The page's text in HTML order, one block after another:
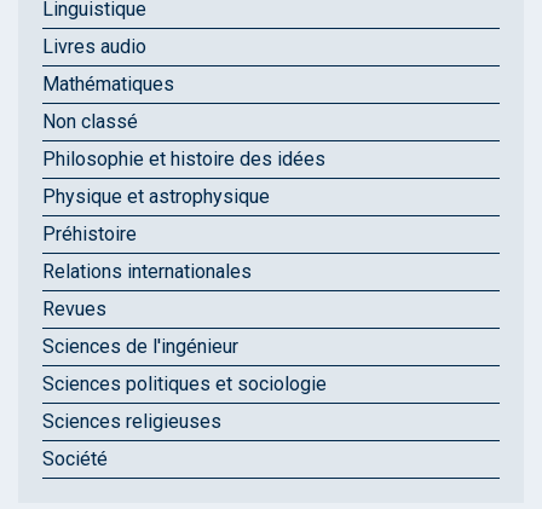
Linguistique
Livres audio
Mathématiques
Non classé
Philosophie et histoire des idées
Physique et astrophysique
Préhistoire
Relations internationales
Revues
Sciences de l'ingénieur
Sciences politiques et sociologie
Sciences religieuses
Société